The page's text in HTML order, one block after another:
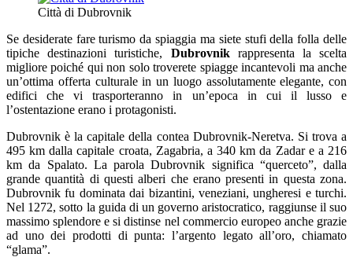
Città di Dubrovnik
Se desiderate fare turismo da spiaggia ma siete stufi della folla delle
tipiche destinazioni turistiche, Dubrovnikrappresenta la scelta
migliore poiché qui non solo troverete spiagge incantevoli ma anche
un’ottima offerta culturale in un luogo assolutamente elegante, con
edifici che vi trasporteranno in un’epoca in cui il lusso e
l’ostentazione erano i protagonisti.
Dubrovnik è la capitale della contea Dubrovnik-Neretva. Si trova a
495 km dalla capitale croata, Zagabria, a 340 km da Zadar e a 216
km da Spalato. La parola Dubrovnik significa “querceto”, dalla
grande quantità di questi alberi che erano presenti in questa zona.
Dubrovnik fu dominata dai bizantini, veneziani, ungheresi e turchi.
Nel 1272, sotto la guida di un governo aristocratico, raggiunse il suo
massimo splendore e si distinse nel commercio europeo anche grazie
ad uno dei prodotti di punta: l’argento legato all’oro, chiamato
“glama”.